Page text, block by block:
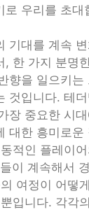
로 우리를 초대
기대를 계속
, 한 가지 분명
향을 일으키는
것입니다. 테
장 중요한 시
대한 흥미로운
적인 플레이
이 계속해서
여정이 어떻
입니다. 각각